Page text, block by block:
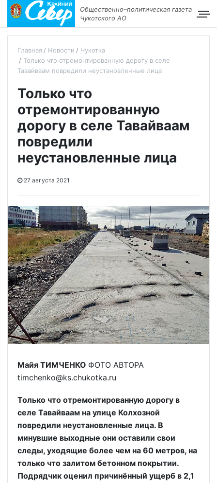
Общественно–политическая газета
Чукотского АО
Главная Новости
Чукотка
Только что отремонтированную дорогу в селе
Тавайваам повредили неустановленные лица
Только что
отремонтированную
дорогу в селе Тавайваам
повредили
неустановленные лица
27 августа 2021
Майя ТИМЧЕНКО ФОТО АВТОРА
timchenko@ks.chukotka.ru
Только что отремонтированную дорогу в
селе Тавайваам на улице Колхозной
повредили неустановленные лица. В
минувшие выходные они оставили свои
следы, уходящие более чем на 60 метров, на
только что залитом бетонном покрытии.
Подрядчик оценил причинённый ущерб в 2,1